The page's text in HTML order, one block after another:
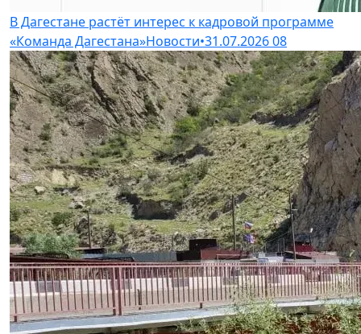
В Дагестане растёт интерес к кадровой программе
«Команда Дагестана»Новости•31.07.202608